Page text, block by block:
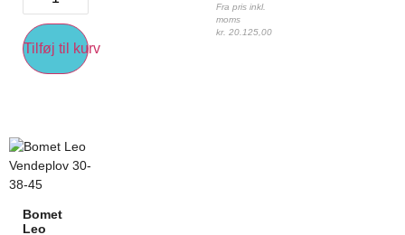
Tilføj til kurv
Fra pris inkl.
moms
kr. 20.125,00
Bomet
Leo